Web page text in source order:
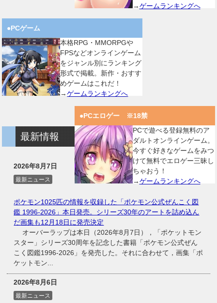
→ゲームランキングへ
●PCゲーム
本格RPG・MMORPGや
FPSなどオンラインゲーム
をジャンル別にランキング
形式で掲載。新作・おすす
めゲームはこれだ！
→ゲームランキングへ
●PCエロゲー ※18禁
PCで遊べる登録無料のア
ダルトオンラインゲーム。
今すぐ好きなゲームをみつ
けて無料でエロゲー三昧し
ちゃおう！
→ゲームランキングへ
最新情報
2026年8月7日
最新ニュース
ポケモン1025匹の情報を収録した「ポケモン公式ぜんこく図
鑑 1996-2026」本日発売。シリーズ30年のアートを詰め込ん
だ画集も12月18日に発売決定
オーバーラップは本日（2026年8月7日），「ポケットモン
スター」シリーズ30周年を記念した書籍「ポケモン公式ぜん
こく図鑑1996-2026」を発売した。それに合わせて，画集「ポ
ケットモン...
2026年8月6日
最新ニュース